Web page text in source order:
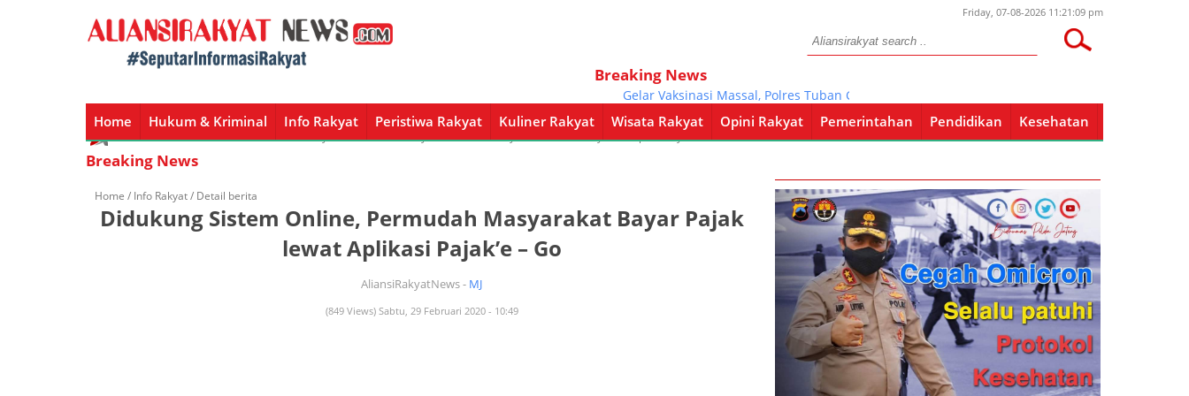
Friday, 07-08-2026 11:21:09 pm
Breaking News
Gelar Vaksinasi Massal, Polres Tuban Gandeng Tokoh Agama dan Cung Nduk Tuban Sebagai Duta
Home Hukum & Kriminal Info Rakyat Peristiwa Rakyat Kuliner Rakyat Wisata Rakyat Opini Rakyat Pemerintahan Pendidikan Kesehatan
Home Hukum & Kriminal Info Rakyat Peristiwa Rakyat Kuliner Rakyat Wisata Rakyat Opini Rakyat Pemerintahan Pendidikan Kesehatan
Breaking News
Home / Info Rakyat/ Detail berita
Didukung Sistem Online, Permudah Masyarakat Bayar Pajak
lewat Aplikasi Pajak’e – Go
AliansiRakyatNews - MJ
(849 Views) Sabtu, 29 Februari 2020 - 10:49